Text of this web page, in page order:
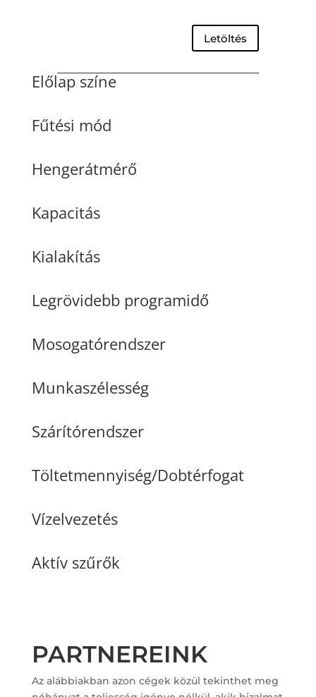
Letöltés
Előlap színe
Fűtési mód
Hengerátmérő
Kapacitás
Kialakítás
Legrövidebb programidő
Mosogatórendszer
Munkaszélesség
Szárítórendszer
Töltetmennyiség/Dobtérfogat
Vízelvezetés
Aktív szűrők
PARTNEREINK
Az alábbiakban azon cégek közül tekinthet meg